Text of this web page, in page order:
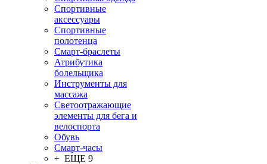
Спортивные
аксессуары
Спортивные
полотенца
Смарт-браслеты
Атрибутика
болельщика
Инструменты для
массажа
Светоотражающие
элементы для бега и
велоспорта
Обувь
Смарт-часы
+ ЕЩЕ 9